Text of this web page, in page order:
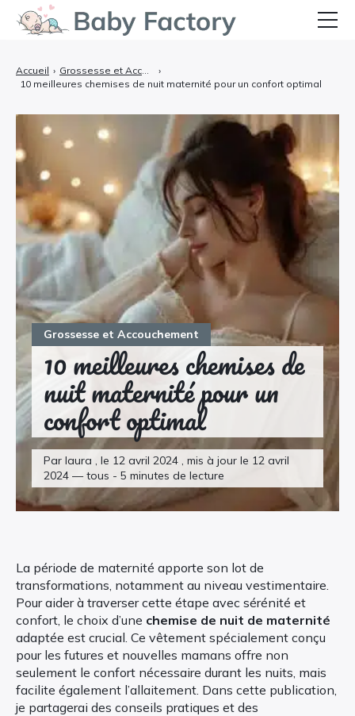
Grossesse et Accouchement
10 meilleures chemises de
nuit maternité pour un
confort optimal
Par laura , le 12 avril 2024 , mis à jour le 12 avril
2024 — tous - 5 minutes de lecture
Accueil › Grossesse et Accouchement
›
10 meilleures chemises de nuit maternité pour un confort optimal
La période de maternité apporte son lot de
transformations, notamment au niveau vestimentaire.
Pour aider à traverser cette étape avec sérénité et
confort, le choix d’une chemise de nuit de maternité
adaptée est crucial. Ce vêtement spécialement conçu
pour les futures et nouvelles mamans offre non
seulement le confort nécessaire durant les nuits, mais
facilite également l’allaitement. Dans cette publication,
je partagerai des conseils pratiques et des
Grossesse et Accouchement
Allaitement et Alimentation
Santé et Soins
Équipements et Confort
Témoignages